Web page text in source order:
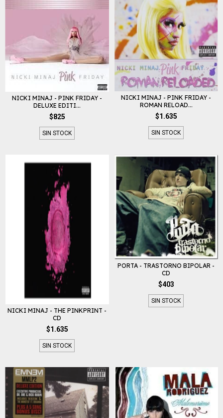
NICKI MINAJ - PINK FRIDAY -
DELUXE EDITI...
$825
SIN STOCK
NICKI MINAJ - PINK FRIDAY -
ROMAN RELOAD...
$1.635
SIN STOCK
NICKI MINAJ - THE PINKPRINT -
CD
$1.635
SIN STOCK
PORTA - TRASTORNO BIPOLAR -
CD
$403
SIN STOCK